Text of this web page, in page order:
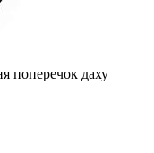
поперечок даху